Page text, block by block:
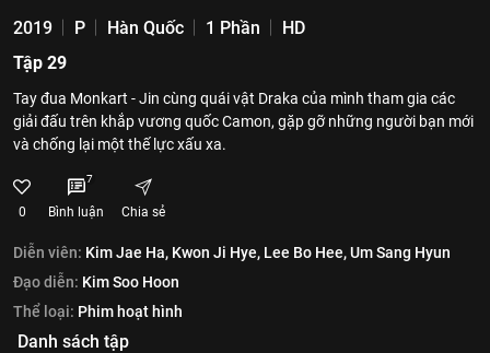
2019 P Hàn Quốc 1 Phần
HD
Tập 29
Tay đua Monkart - Jin cùng quái vật Draka của mình tham gia các
giải đấu trên khắp vương quốc Camon, gặp gỡ những người bạn mới
và chống lại một thế lực xấu xa.
0
7
Bình luận Chia sẻ
Diễn viên: Kim Jae Ha, Kwon Ji Hye, Lee Bo Hee,Um Sang Hyun
Đạo diễn: Kim Soo Hoon
Thể loại: Phim hoạt hình
Danh sách tập